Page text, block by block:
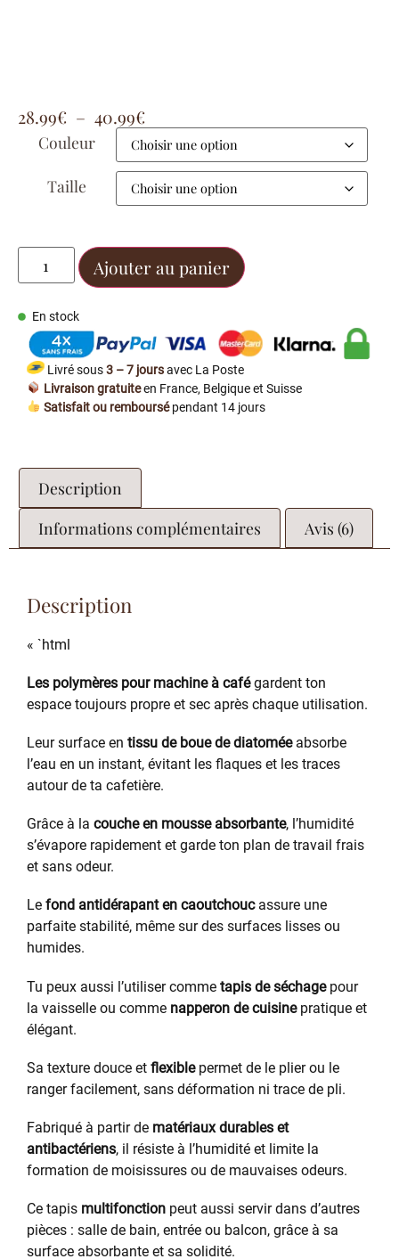
28.99€ – 40.99€
Couleur
Taille
Ajouter au panier
En stock
Livré sous3 – 7 joursavec La Poste
Livraison gratuiteen France, Belgique et Suisse
Satisfait ou remboursépendant 14 jours
Description
Informations complémentaires
Avis (6)
Description
« `html
Les polymères pour machine à cafégardent ton
espace toujours propre et sec après chaque utilisation.
Leur surface en tissu de boue de diatoméeabsorbe
l’eau en un instant, évitant les flaques et les traces
autour de ta cafetière.
Grâce à la couche en mousse absorbante, l’humidité
s’évapore rapidement et garde ton plan de travail frais
et sans odeur.
Le fond antidérapant en caoutchoucassure une
parfaite stabilité, même sur des surfaces lisses ou
humides.
Tu peux aussi l’utiliser comme tapis de séchagepour
la vaisselle ou comme napperon de cuisinepratique et
élégant.
Sa texture douce et flexiblepermet de le plier ou le
ranger facilement, sans déformation ni trace de pli.
Fabriqué à partir de matériaux durables et
antibactériens, il résiste à l’humidité et limite la
formation de moisissures ou de mauvaises odeurs.
Ce tapis multifonction peut aussi servir dans d’autres
pièces : salle de bain, entrée ou balcon, grâce à sa
surface absorbante et sa solidité.